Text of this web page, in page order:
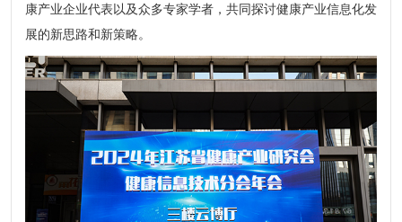
康产业企业代表以及众多专家学者，共同探讨健康产业信息化发
展的新思路和新策略。